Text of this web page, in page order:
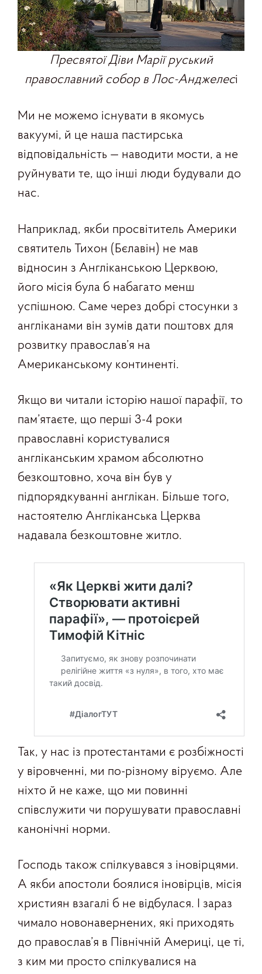
Пресвятої Діви Марії руський
православний собор в Лос-Анджелесі
Ми не можемо існувати в якомусь
вакуумі, й це наша пастирська
відповідальність — наводити мости, а не
руйнувати те, що інші люди будували до
нас.
Наприклад, якби просвітитель Америки
святитель Тихон (Бєлавін) не мав
відносин з Англіканською Церквою,
його місія була б набагато менш
успішною. Саме через добрі стосунки з
англіканами він зумів дати поштовх для
розвитку православ’я на
Американському континенті.
Якщо ви читали історію нашої парафії, то
пам’ятаєте, що перші 3-4 роки
православні користувалися
англіканським храмом абсолютно
безкоштовно, хоча він був у
підпорядкуванні англікан. Більше того,
настоятелю Англіканська Церква
надавала безкоштовне житло.
Так, у нас із протестантами є розбіжності
у віровченні, ми по-різному віруємо. Але
ніхто й не каже, що ми повинні
співслужити чи порушувати православні
канонічні норми.
Господь також спілкувався з іновірцями.
А якби апостоли боялися іновірців, місія
християн взагалі б не відбулася. І зараз
чимало новонавернених, які приходять
до православ’я в Північній Америці, це ті,
з ким ми просто спілкувалися на